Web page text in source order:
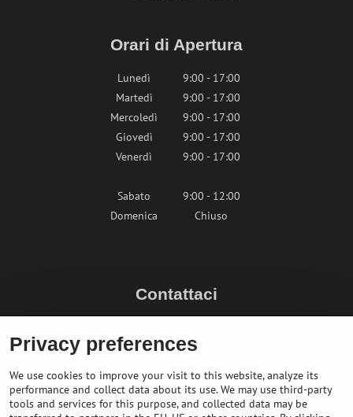
Orari di Apertura
Lunedì
9:00 - 17:00
Martedì
9:00 - 17:00
Mercoledì
9:00 - 17:00
Giovedì
9:00 - 17:00
Venerdì
9:00 - 17:00
Sabato
9:00 - 12:00
Domenica
Chiuso
Contattaci
+436764858804 (AT)
Privacy preferences
We use cookies to improve your visit to this website, analyze its
performance and collect data about its use. We may use third-party
tools and services for this purpose, and collected data may be